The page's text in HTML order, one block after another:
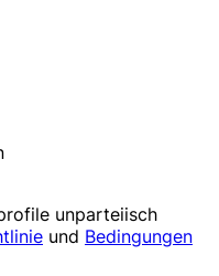
unparteiisch
und Bedingungen